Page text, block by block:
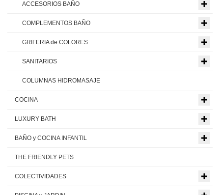
ACCESORIOS BAÑO
COMPLEMENTOS BAÑO
GRIFERIA de COLORES
SANITARIOS
COLUMNAS HIDROMASAJE
COCINA
LUXURY BATH
BAÑO y COCINA INFANTIL
THE FRIENDLY PETS
COLECTIVIDADES